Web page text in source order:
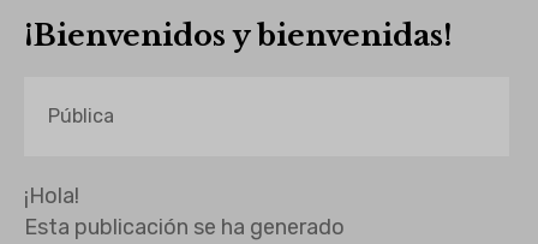
¡Bienvenidos y bienvenidas!
Pública
¡Hola!
Esta publicación se ha generado